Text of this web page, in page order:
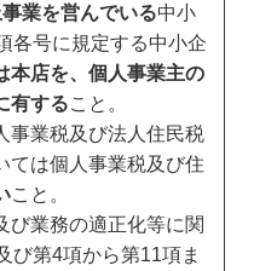
業を営んでいる中小
各号に規定する中小企
本店を、個人事業主の
有すること。
事業税及び法人住民税
ては個人事業税及び住
こと。
び業務の適正化等に関
び第4項から第11項ま